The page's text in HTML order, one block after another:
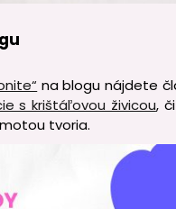
na blogu nájdete
s krištáľovou živicou,
tvoria.